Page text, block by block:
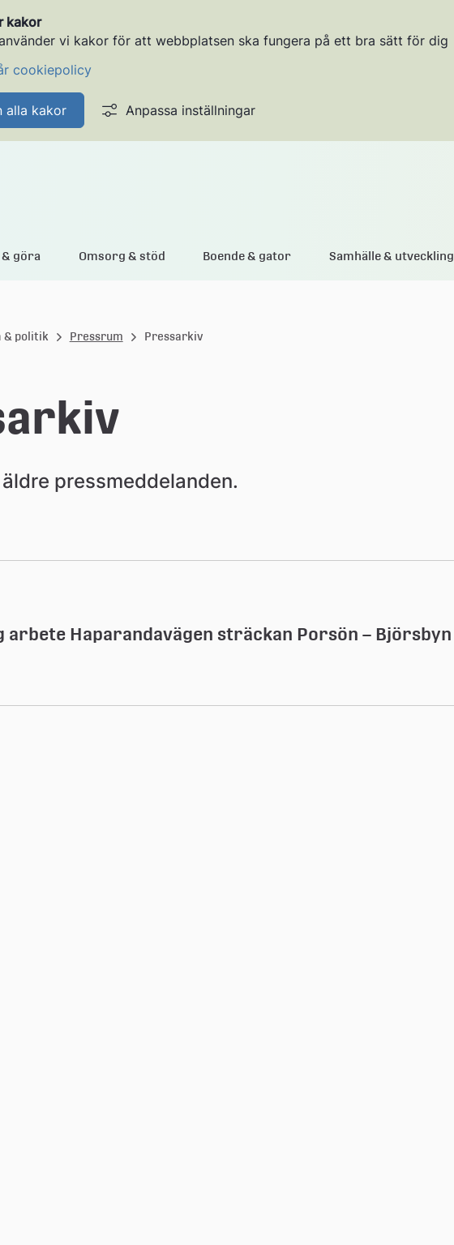
kakor
vi kakor för att webbplatsen ska fungera på ett bra sätt för dig
cookiepolicy
alla kakor Anpassa inställningar
& göra Omsorg & stöd Boende & gator Samhälle & utveckling
& politik Pressrum Pressarkiv
pressmeddelanden.
arbete Haparandavägen sträckan Porsön – Björsbyn